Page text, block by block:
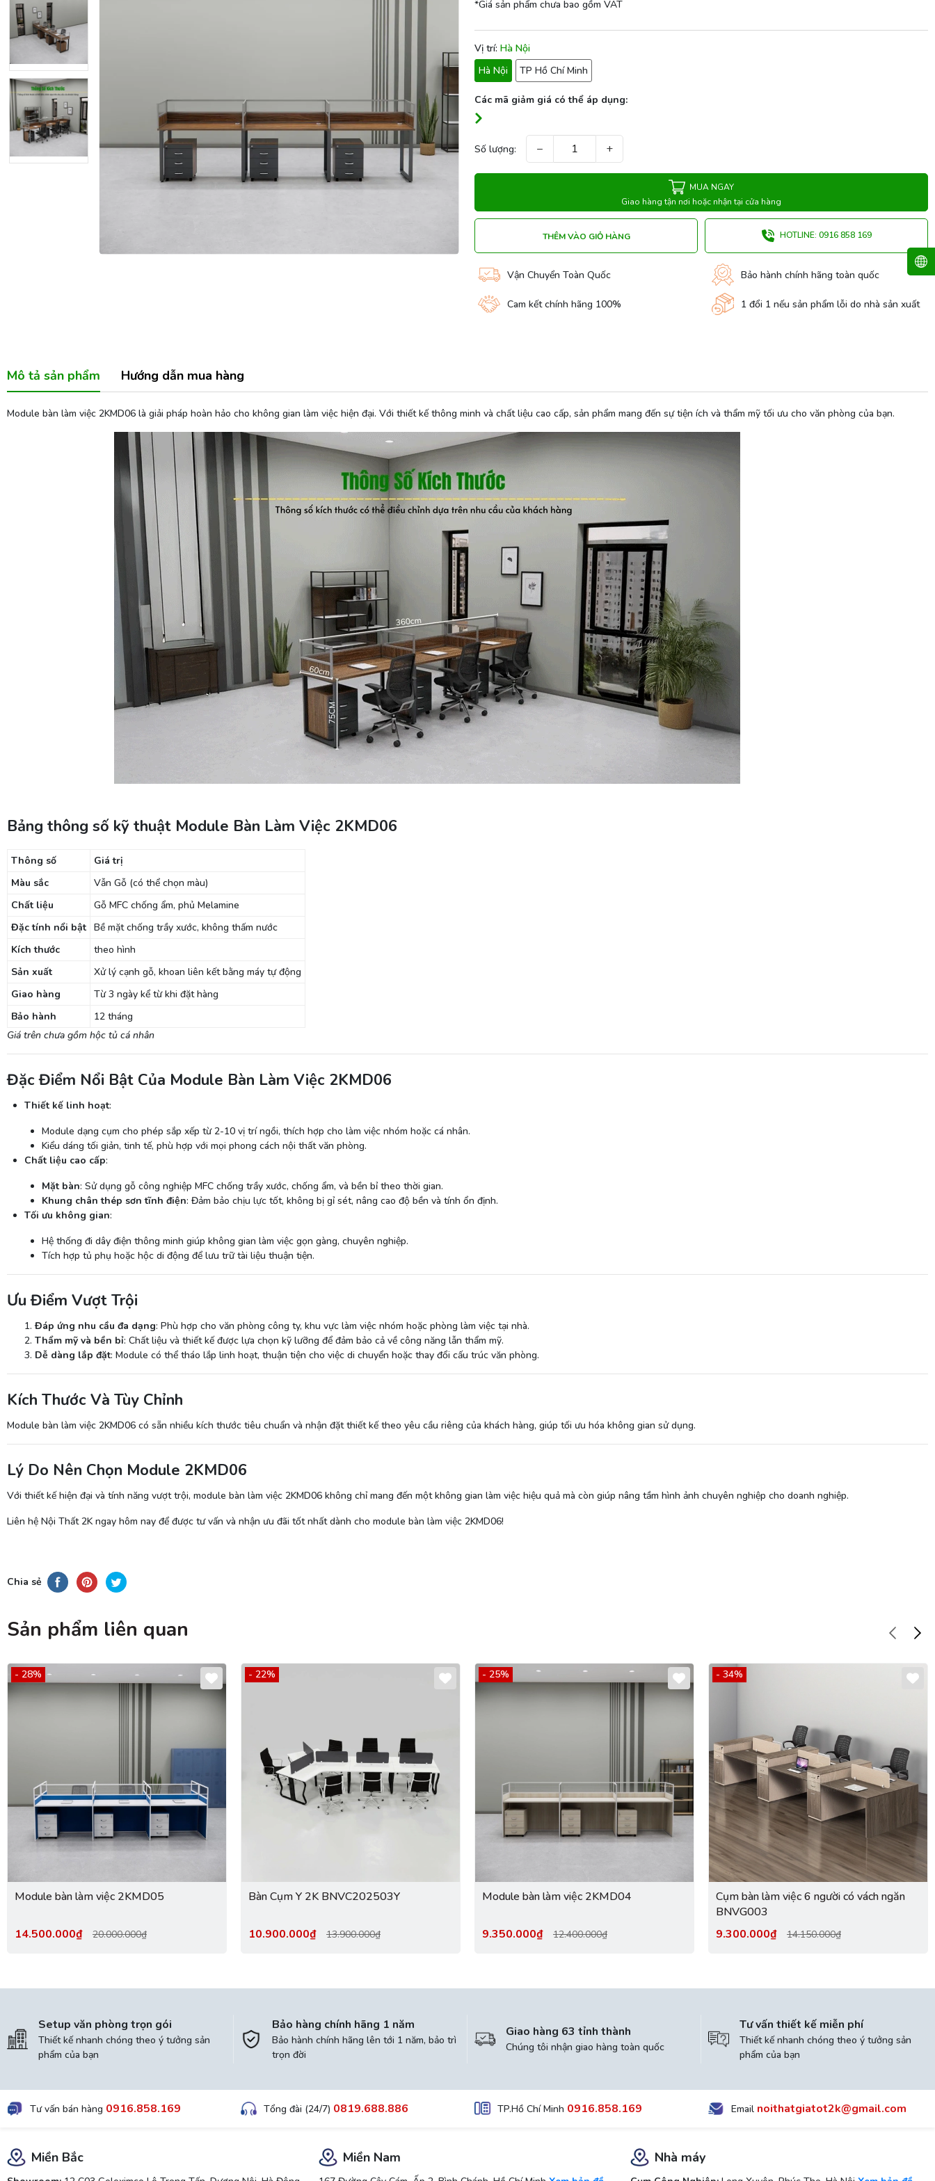
*Giá sản phẩm chưa bao gồm VAT
Vị trí: Hà Nội
Hà Nội
TP Hồ Chí Minh
Các mã giảm giá có thể áp dụng:
Số lượng: − +
MUA NGAY
Giao hàng tận nơi hoặc nhận tại cửa hàng
THÊM VÀO GIỎ HÀNG HOTLINE: 0916 858 169
Vận Chuyển Toàn Quốc Bảo hành chính hãng toàn quốc
Cam kết chính hãng 100% 1 đổi 1 nếu sản phẩm lỗi do nhà sản xuất
Mô tả sản phẩm Hướng dẫn mua hàng
Module bàn làm việc 2KMD06 là giải pháp hoàn hảo cho không gian làm việc hiện đại. Với thiết kế thông minh và chất liệu cao cấp, sản phẩm mang đến sự tiện ích và thẩm mỹ tối ưu cho văn phòng của bạn.
Bảng thông số kỹ thuật Module Bàn Làm Việc 2KMD06
Thông số
Giá trị
Màu sắc
Vẫn Gỗ (có thể chọn màu)
Chất liệu
Gỗ MFC chống ẩm, phủ Melamine
Đặc tính nổi bật Bề mặt chống trầy xước, không thấm nước
Kích thước
theo hình
Sản xuất
Xử lý cạnh gỗ, khoan liên kết bằng máy tự động
Giao hàng
Từ 3 ngày kể từ khi đặt hàng
Bảo hành
12 tháng
Giá trên chưa gồm hộc tủ cá nhân
Đặc Điểm Nổi Bật Của Module Bàn Làm Việc 2KMD06
Thiết kế linh hoạt:
Module dạng cụm cho phép sắp xếp từ 2-10 vị trí ngồi, thích hợp cho làm việc nhóm hoặc cá nhân.
Kiểu dáng tối giản, tinh tế, phù hợp với mọi phong cách nội thất văn phòng.
Chất liệu cao cấp:
Mặt bàn: Sử dụng gỗ công nghiệp MFC chống trầy xước, chống ẩm, và bền bỉ theo thời gian.
Khung chân thép sơn tĩnh điện: Đảm bảo chịu lực tốt, không bị gỉ sét, nâng cao độ bền và tính ổn định.
Tối ưu không gian:
Hệ thống đi dây điện thông minh giúp không gian làm việc gọn gàng, chuyên nghiệp.
Tích hợp tủ phụ hoặc hộc di động để lưu trữ tài liệu thuận tiện.
Ưu Điểm Vượt Trội
Đáp ứng nhu cầu đa dạng: Phù hợp cho văn phòng công ty, khu vực làm việc nhóm hoặc phòng làm việc tại nhà.
Thẩm mỹ và bền bỉ: Chất liệu và thiết kế được lựa chọn kỹ lưỡng để đảm bảo cả về công năng lẫn thẩm mỹ.
Dễ dàng lắp đặt: Module có thể tháo lắp linh hoạt, thuận tiện cho việc di chuyển hoặc thay đổi cấu trúc văn phòng.
Kích Thước Và Tùy Chỉnh
Module bàn làm việc 2KMD06 có sẵn nhiều kích thước tiêu chuẩn và nhận đặt thiết kế theo yêu cầu riêng của khách hàng, giúp tối ưu hóa không gian sử dụng.
Lý Do Nên Chọn Module 2KMD06
Với thiết kế hiện đại và tính năng vượt trội, module bàn làm việc 2KMD06 không chỉ mang đến một không gian làm việc hiệu quả mà còn giúp nâng tầm hình ảnh chuyên nghiệp cho doanh nghiệp.
Liên hệ Nội Thất 2K ngay hôm nay để được tư vấn và nhận ưu đãi tốt nhất dành cho module bàn làm việc 2KMD06!
Chia sẻ
Sản phẩm liên quan
- 28%
Module bàn làm việc 2KMD05
14.500.000₫ 20.000.000₫
- 22%
Bàn Cụm Y 2K BNVC202503Y
10.900.000₫ 13.900.000₫
- 25%
Module bàn làm việc 2KMD04
9.350.000₫ 12.400.000₫
- 34%
Cụm bàn làm việc 6 người có vách ngăn
BNVG003
9.300.000₫
14.150.000₫
Setup văn phòng trọn gói
Thiết kế nhanh chóng theo ý tưởng sản
phẩm của bạn
Bảo hàng chính hãng 1 năm
Bảo hành chính hãng lên tới 1 năm, bảo trì
trọn đời
Giao hàng 63 tỉnh thành
Chúng tôi nhận giao hàng toàn quốc
Tư vấn thiết kế miễn phí
Thiết kế nhanh chóng theo ý tưởng sản
phẩm của bạn
Tư vấn bán hàng 0916.858.169 Tổng đài (24/7) 0819.688.886 TP.Hồ Chí Minh 0916.858.169 Email noithatgiatot2k@gmail.com
Miền Bắc Miền Nam Nhà máy